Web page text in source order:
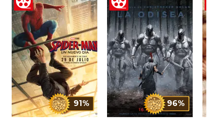
91% 96%